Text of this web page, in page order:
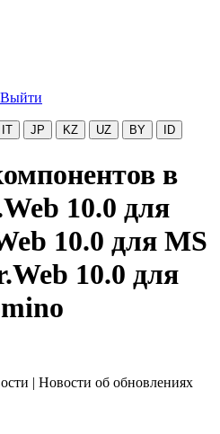
Выйти
IT JP KZ UZ BY ID
в
10.0 для
10.0 для MS
10.0 для
| Новости об обновлениях